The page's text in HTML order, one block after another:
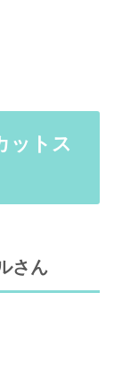
ットス
さん